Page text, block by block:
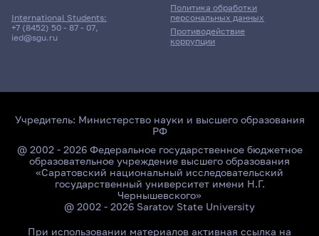
International Students:
+7 (8452) 50 - 87 - 07,
ied@sgu.ru
Политика обработки
персональных данных
Противодействие
коррупции
Учредитель: Министерство науки и высшего образования
РФ
@ 2002 - 2026 Федеральное государственное бюджетное
образовательное учреждение высшего образования
«Саратовский национальный исследовательский
государственный университет имени Н.Г.
Чернышевского»
@ 2002 - 2026 Saratov State University
При использовании материалов активная ссылка на